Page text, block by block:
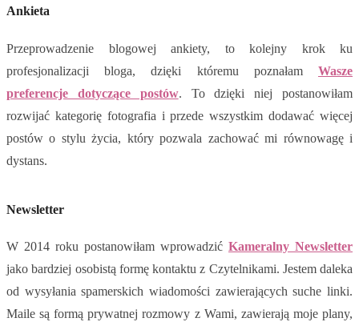
Ankieta
Przeprowadzenie blogowej ankiety, to kolejny krok ku
profesjonalizacji bloga, dzięki któremu poznałam Wasze
preferencje dotyczące postów. To dzięki niej postanowiłam
rozwijać kategorię fotografia i przede wszystkim dodawać więcej
postów o stylu życia, który pozwala zachować mi równowagę i
dystans.
Newsletter
W 2014 roku postanowiłam wprowadzić Kameralny Newsletter
jako bardziej osobistą formę kontaktu z Czytelnikami. Jestem daleka
od wysyłania spamerskich wiadomości zawierających suche linki.
Maile są formą prywatnej rozmowy z Wami, zawierają moje plany,